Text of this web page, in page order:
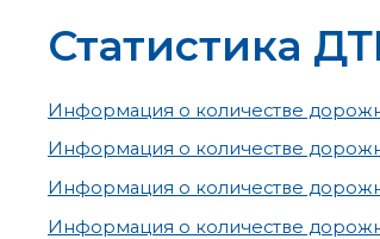
Статистика
Информация о количестве
Информация о количестве
Информация о количестве
Информация о количестве